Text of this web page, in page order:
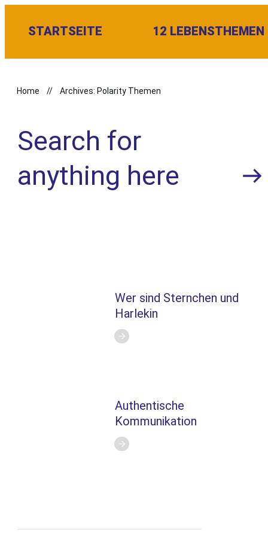
STARTSEITE 12 LEBENSTHEMEN
Home // Archives: Polarity Themen
Search for
anything here
Wer sind Sternchen und
Harlekin
Authentische
Kommunikation